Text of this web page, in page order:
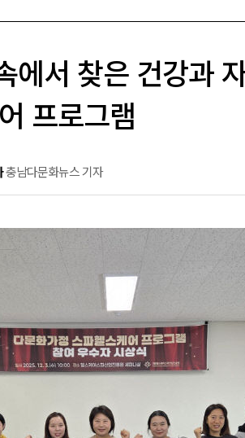
에서 찾은 건강과
프로그램
충남다문화뉴스 기자